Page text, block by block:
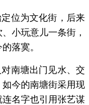
位为文化街，后来
小玩意儿一条街，
落寞。
南塘出门见水、交
今的南塘街采用现
名字也引用张艺谋